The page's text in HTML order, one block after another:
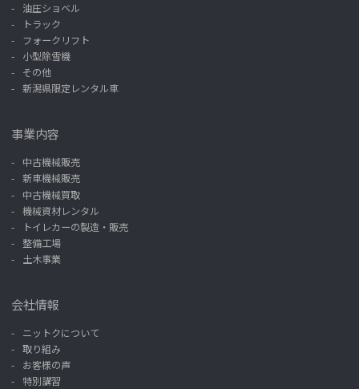
油圧ショベル
トラック
フォークリフト
小型除雪機
その他
新潟県限定レンタル車
事業内容
中古機械販売
新車機械販売
中古機械買取
機械資材レンタル
トイレカーの製造・販売
整備工場
土木事業
会社情報
ニットクについて
取り組み
お客様の声
特別講習